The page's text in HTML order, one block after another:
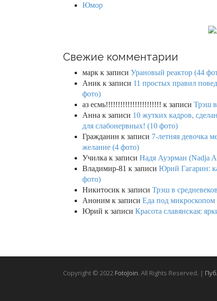
Юмор
Свежие комментарии
марк к записи Урановый реактор (44
Аник к записи 11 простых правил
фото)
аз есмь!!!!!!!!!!!!!!!!!!!!!!! к записи Трэш в
Анна к записи 10 жутких кадров,
для слабонервных! (10 фото)
Гражданин к записи 7-летняя девочка
желание (4 фото)
Училка к записи Надя Ауэрман (Nadja
Владимир-81 к записи Юрий Гагарин:
фото)
Никитосик к записи Трэш в
Аноним к записи Еда под микроскопом
Юрий к записи Красота славянская:
Copyright © 2022 FotoJoin. All Rights Reserved. |